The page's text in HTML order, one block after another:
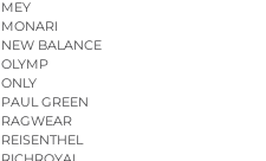
MEY
MONARI
NEW BALANCE
OLYMP
ONLY
PAUL GREEN
RAGWEAR
REISENTHEL